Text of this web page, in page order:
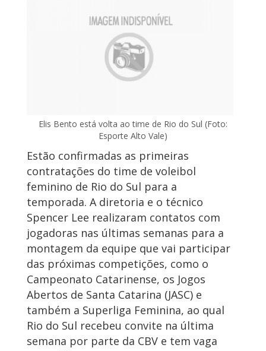
Elis Bento está volta ao time de Rio do Sul (Foto:
Esporte Alto Vale)
Estão confirmadas as primeiras
contratações do time de voleibol
feminino de Rio do Sul para a
temporada. A diretoria e o técnico
Spencer Lee realizaram contatos com
jogadoras nas últimas semanas para a
montagem da equipe que vai participar
das próximas competições, como o
Campeonato Catarinense, os Jogos
Abertos de Santa Catarina (JASC) e
também a Superliga Feminina, ao qual
Rio do Sul recebeu convite na última
semana por parte da CBV e tem vaga